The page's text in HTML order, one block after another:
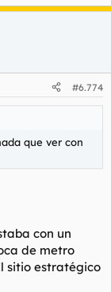
#6.774
que ver con
con un
de metro
sitio estratégico